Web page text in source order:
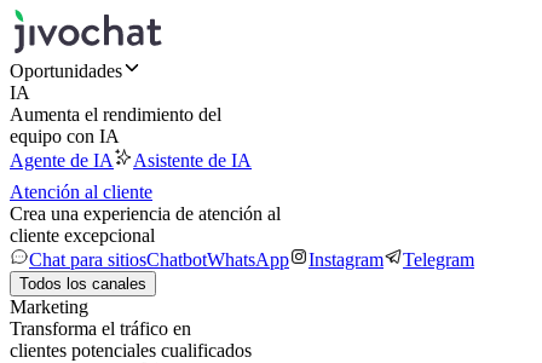
Oportunidades
IA
Aumenta el rendimiento del
equipo con IA
Agente de IA
Asistente de IA
Atención al cliente
Crea una experiencia de atención al
cliente excepcional
Chat para sitiosChatbotWhatsApp Instagram Telegram
Todos los canales
Marketing
Transforma el tráfico en
clientes potenciales cualificados